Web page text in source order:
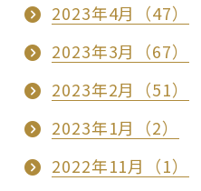
2023年4月（47）
2023年3月（67）
2023年2月（51）
2023年1月（2）
2022年11月（1）